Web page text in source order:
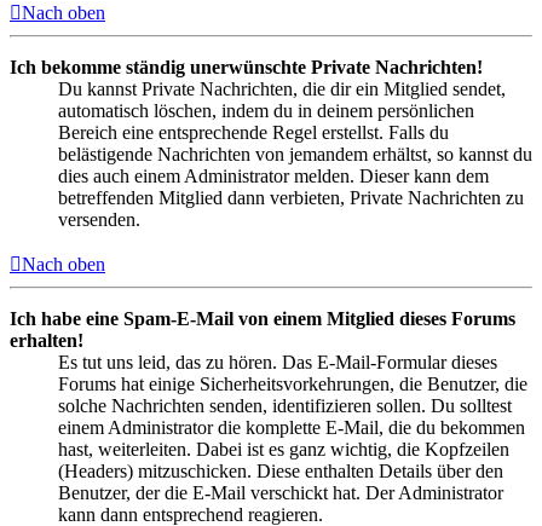
Nach oben
Ich bekomme ständig unerwünschte Private Nachrichten!
Du kannst Private Nachrichten, die dir ein Mitglied sendet,
automatisch löschen, indem du in deinem persönlichen
Bereich eine entsprechende Regel erstellst. Falls du
belästigende Nachrichten von jemandem erhältst, so kannst du
dies auch einem Administrator melden. Dieser kann dem
betreffenden Mitglied dann verbieten, Private Nachrichten zu
versenden.
Nach oben
Ich habe eine Spam-E-Mail von einem Mitglied dieses Forums
erhalten!
Es tut uns leid, das zu hören. Das E-Mail-Formular dieses
Forums hat einige Sicherheitsvorkehrungen, die Benutzer, die
solche Nachrichten senden, identifizieren sollen. Du solltest
einem Administrator die komplette E-Mail, die du bekommen
hast, weiterleiten. Dabei ist es ganz wichtig, die Kopfzeilen
(Headers) mitzuschicken. Diese enthalten Details über den
Benutzer, der die E-Mail verschickt hat. Der Administrator
kann dann entsprechend reagieren.